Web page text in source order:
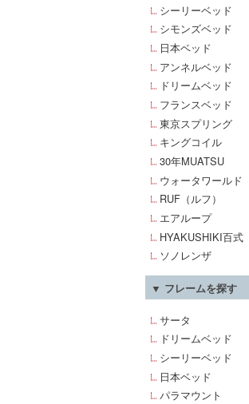
シーリーベッド
シモンズベッド
日本ベッド
アンネルベッド
ドリームベッド
フランスベッド
東京スプリング
キングコイル
30年MUATSU
ウォータワールド
RUF（ルフ）
エアループ
HYAKUSHIKI百式
ソノレンザ
▼ フレームを探す
サータ
ドリームベッド
シーリーベッド
日本ベッド
パラマウント